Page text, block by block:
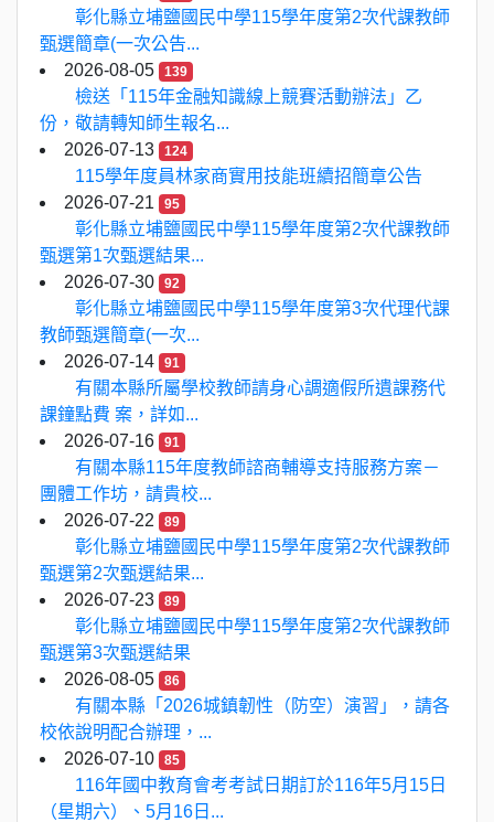
彰化縣立埔鹽國民中學115學年度第2次代課教師
甄選簡章(一次公告...
2026-08-05
139
檢送「115年金融知識線上競賽活動辦法」乙
份，敬請轉知師生報名...
2026-07-13
124
115學年度員林家商實用技能班續招簡章公告
2026-07-21
95
彰化縣立埔鹽國民中學115學年度第2次代課教師
甄選第1次甄選結果...
2026-07-30
92
彰化縣立埔鹽國民中學115學年度第3次代理代課
教師甄選簡章(一次...
2026-07-14
91
有關本縣所屬學校教師請身心調適假所遺課務代
課鐘點費 案，詳如...
2026-07-16
91
有關本縣115年度教師諮商輔導支持服務方案－
團體工作坊，請貴校...
2026-07-22
89
彰化縣立埔鹽國民中學115學年度第2次代課教師
甄選第2次甄選結果...
2026-07-23
89
彰化縣立埔鹽國民中學115學年度第2次代課教師
甄選第3次甄選結果
2026-08-05
86
有關本縣「2026城鎮韌性（防空）演習」，請各
校依說明配合辦理，...
2026-07-10
85
116年國中教育會考考試日期訂於116年5月15日
（星期六）、5月16日...